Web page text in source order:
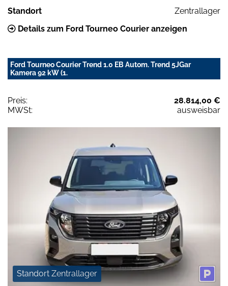
Standort
Zentrallager
Details zum Ford Tourneo Courier anzeigen
Ford Tourneo Courier Trend 1.0 EB Autom. Trend 5JGar
Kamera 92 kW (1.
Preis:
28.814,00 €
MWSt:
ausweisbar
Standort Zentrallager